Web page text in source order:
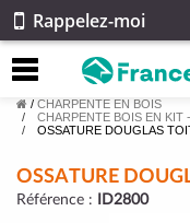
Rappelez-moi
/ CHARPENTE EN BOIS
CHARPENTE BOIS EN KIT
OSSATURE DOUGLAS
OSSATURE
Référence : ID2800